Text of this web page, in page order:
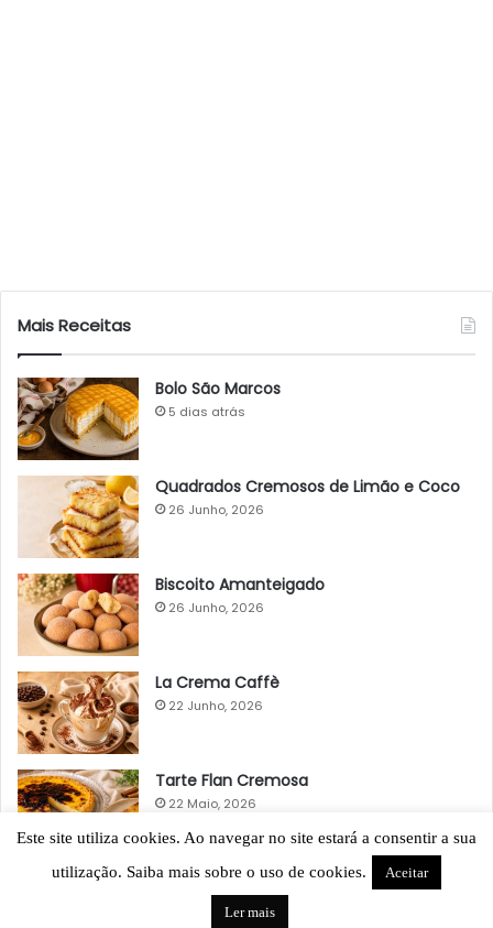
Mais Receitas
Bolo São Marcos
5 dias atrás
Quadrados Cremosos de Limão e Coco
26 Junho, 2026
Biscoito Amanteigado
26 Junho, 2026
La Crema Caffè
22 Junho, 2026
Tarte Flan Cremosa
22 Maio, 2026
Este site utiliza cookies. Ao navegar no site estará a consentir a sua
utilização. Saiba mais sobre o uso de cookies.
Aceitar
Ler mais